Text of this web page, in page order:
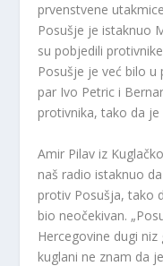
prvenstvene
Posušje je istaknuo
su pobjedili
Posušje je već bilo
par Ivo Petric i
protivnika, tako da
Amir Pilav iz
naš radio istaknuo
protiv Posušja, tako
bio neočekivan.
Hercegovine dugi
kuglani ne znam da